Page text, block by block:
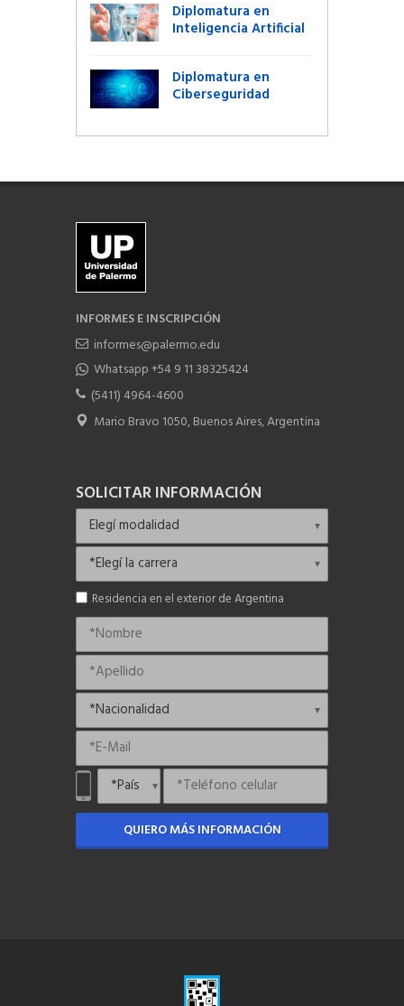
Diplomatura en
Inteligencia Artificial
Diplomatura en
Ciberseguridad
INFORMES E INSCRIPCIÓN
informes@palermo.edu
Whatsapp +54 9 11 38325424
(5411) 4964-4600
Mario Bravo 1050, Buenos Aires, Argentina
SOLICITAR INFORMACIÓN
Residencia en el exterior de Argentina
QUIERO MÁS INFORMACIÓN